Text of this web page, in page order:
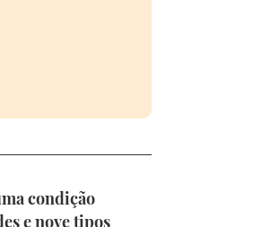
condição
e nove tipos